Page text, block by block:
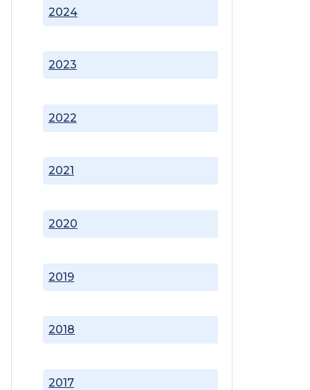
2017
2018
2019
2020
2021
2022
2023
2024